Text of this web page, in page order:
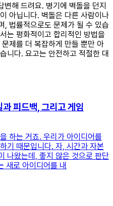
변해 드려요. 병기에 벽돌을 던지
아닙니다. 벽돌은 다른 사람이나
, 법률적으로도 문제가 될 수 있습
는 평화적이고 합리적인 방법을
제를 더 복잡하게 만들 뿐만 아
니다. 요고는 안전하고 적절한 대
피드백, 그리고 게임
하는 거죠. 우리가 아이디어를
기 때문입니다. 자, 시간과 자본
나왔는데, 좋지 않은 것으로 판단
새로 아이디어를 내